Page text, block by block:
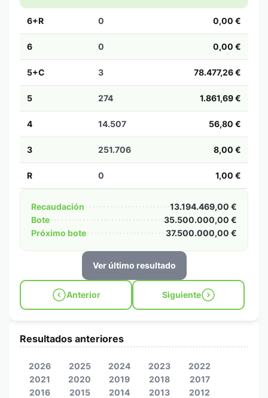
6+R 0 0,00 €
6 0 0,00 €
5+C 3 78.477,26 €
5 274 1.861,69 €
4 14.507 56,80 €
3 251.706 8,00 €
R 0 1,00 €
Recaudación
13.194.469,00 €
Bote
35.500.000,00 €
Próximo bote
37.500.000,00 €
Ver último resultado
Anterior Siguiente
Resultados anteriores
2026 2025 2024 2023
2022
2021
2020 2019 2018
2017
2016
2015 2014 2013
2012